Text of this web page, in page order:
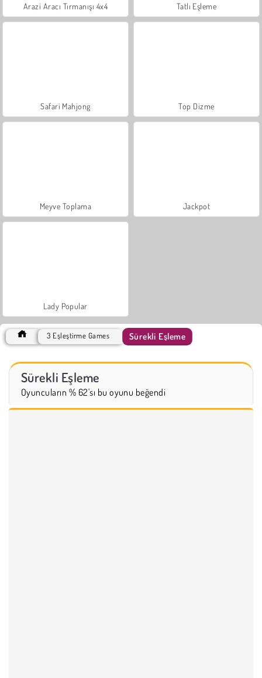
Arazi Aracı Tırmanışı 4x4 Tatlı Eşleme
Safari Mahjong Top Dizme
Meyve Toplama Jackpot
Lady Popular
3 Eşleştirme Games Sürekli Eşleme
Sürekli Eşleme
Oyuncuların % 62'sı bu oyunu beğendi